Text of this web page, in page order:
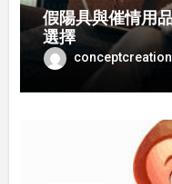
假陽具與催情用
選擇